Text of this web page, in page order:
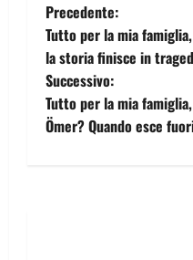
Precedente:
Tutto per la mia
la storia finisce in
Successivo:
Tutto per la mia
Ömer? Quando esce